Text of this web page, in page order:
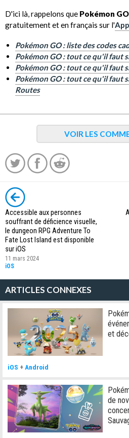
D'ici là, rappelons que Pokémon GO
gratuitement et en français sur l'
Pokémon GO : liste des codes
Pokémon GO : tout ce qu'il faut
Pokémon GO : tout ce qu'il faut
Pokémon GO : tout ce qu'il faut
Routes
VOIR LES
Accessible aux personnes
souffrant de déficience visuelle,
le dungeon RPG Adventure To
Fate Lost Island est disponible
sur iOS
11 mars 2024
iOS
ARTICLES CONNEXES
et
iOS + Android
de